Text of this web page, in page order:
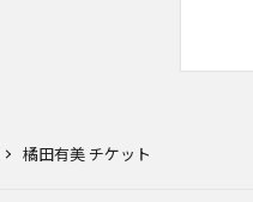
橘田有美 チケット